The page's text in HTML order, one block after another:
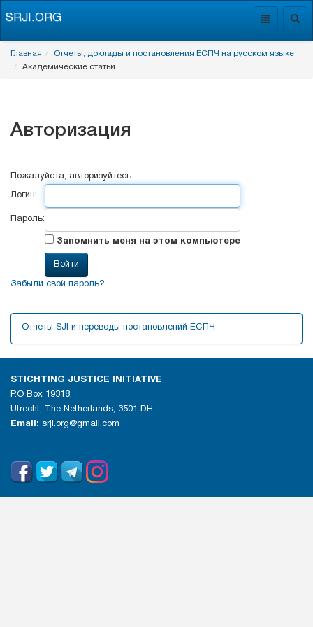
Toggle
SRJI.ORG
Главная
Отчеты, доклады и постановления ЕСПЧ на русском языке
Академические статьи
Авторизация
Пожалуйста, авторизуйтесь:
Логин:
Пароль:
Запомнить меня на этом компьютере
Забыли свой пароль?
Отчеты SJI и переводы постановлений ЕСПЧ
STICHTING JUSTICE INITIATIVE
P.O Box 19318,
Utrecht, The Netherlands, 3501 DH
Email: srji.org@gmail.com